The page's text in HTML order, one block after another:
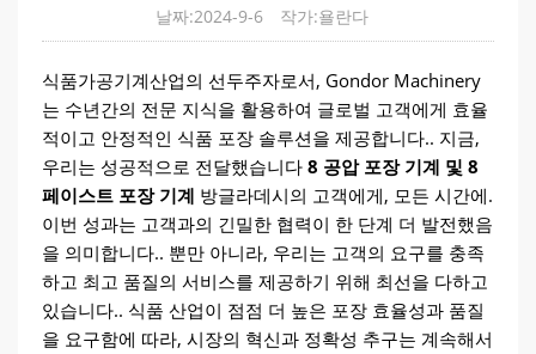
날짜:2024-9-6 작가:욜란다
식품가공기계산업의 선두주자로서, Gondor Machinery
는 수년간의 전문 지식을 활용하여 글로벌 고객에게 효율
적이고 안정적인 식품 포장 솔루션을 제공합니다.. 지금,
우리는 성공적으로 전달했습니다 8 공압 포장 기계 및 8
페이스트 포장 기계 방글라데시의 고객에게, 모든 시간에.
이번 성과는 고객과의 긴밀한 협력이 한 단계 더 발전했음
을 의미합니다.. 뿐만 아니라, 우리는 고객의 요구를 충족
하고 최고 품질의 서비스를 제공하기 위해 최선을 다하고
있습니다.. 식품 산업이 점점 더 높은 포장 효율성과 품질
을 요구함에 따라, 시장의 혁신과 정확성 추구는 계속해서